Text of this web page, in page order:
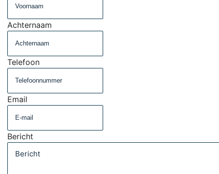
Achternaam
Telefoon
Email
Bericht